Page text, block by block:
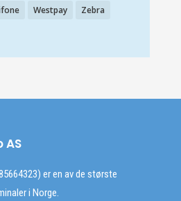
Westpay
Zebra
AS
er en av de største
i Norge.